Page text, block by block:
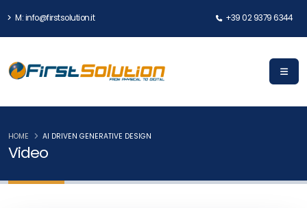
M: info@firstsolution.it +39 02 9379 6344
Video
HOME AI DRIVEN GENERATIVE DESIGN